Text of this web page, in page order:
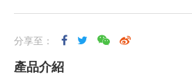
分享至：
產品介紹